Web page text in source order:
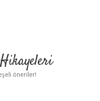
öneriler!